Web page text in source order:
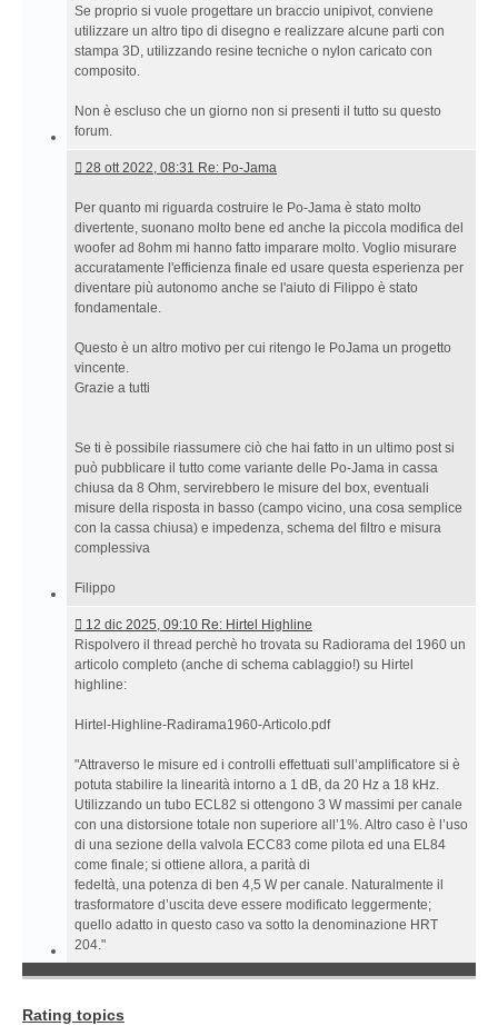
giu
2022,
18:37 Re:
Giradischi
Se proprio si vuole progettare un braccio unipivot, conviene
utilizzare un altro tipo di disegno e realizzare alcune parti con
stampa 3D, utilizzando resine tecniche o nylon caricato con
composito.
Non è escluso che un giorno non si presenti il tutto su questo
forum.
28
2022,
08:31 Re:
Po-
Jama
28 ott 2022, 08:31 Re: Po-Jama
Per quanto mi riguarda costruire le Po-Jama è stato molto
divertente, suonano molto bene ed anche la piccola modifica del
woofer ad 8ohm mi hanno fatto imparare molto. Voglio misurare
accuratamente l'efficienza finale ed usare questa esperienza per
diventare più autonomo anche se l'aiuto di Filippo è stato
fondamentale.
Questo è un altro motivo per cui ritengo le PoJama un progetto
vincente.
Grazie a tutti
Se ti è possibile riassumere ciò che hai fatto in un ultimo post si
può pubblicare il tutto come variante delle Po-Jama in cassa
chiusa da 8 Ohm, servirebbero le misure del box, eventuali
misure della risposta in basso (campo vicino, una cosa semplice
con la cassa chiusa) e impedenza, schema del filtro e misura
complessiva
Filippo
12
dic
2025,
09:10 Re:
Highline
12 dic 2025, 09:10 Re: Hirtel Highline
Rispolvero il thread perchè ho trovata su Radiorama del 1960 un
articolo completo (anche di schema cablaggio!) su Hirtel
highline:
Hirtel-Highline-Radirama1960-Articolo.pdf
"Attraverso le misure ed i controlli effettuati sull’amplificatore si è
potuta stabilire la linearità intorno a 1 dB, da 20 Hz a 18 kHz.
Utilizzando un tubo ECL82 si ottengono 3 W massimi per canale
con una distorsione totale non superiore all’1%. Altro caso è l’uso
di una sezione della valvola ECC83 come pilota ed una EL84
come finale; si ottiene allora, a parità di
fedeltà, una potenza di ben 4,5 W per canale. Naturalmente il
trasformatore d’uscita deve essere modificato leggermente;
quello adatto in questo caso va sotto la denominazione HRT
204."
Rating topics